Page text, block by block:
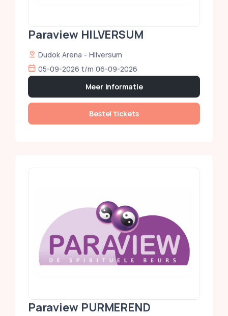
Paraview HILVERSUM
Dudok Arena - Hilversum
05-09-2026 t/m 06-09-2026
Meer informatie
Bestel tickets
Paraview PURMEREND